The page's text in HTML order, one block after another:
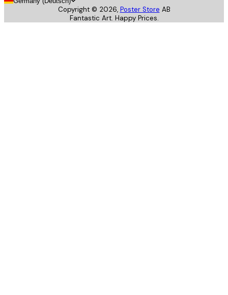
Copyright © 2026, Poster Store AB
Fantastic Art. Happy Prices.